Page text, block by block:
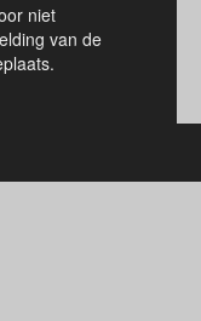
niet
van de